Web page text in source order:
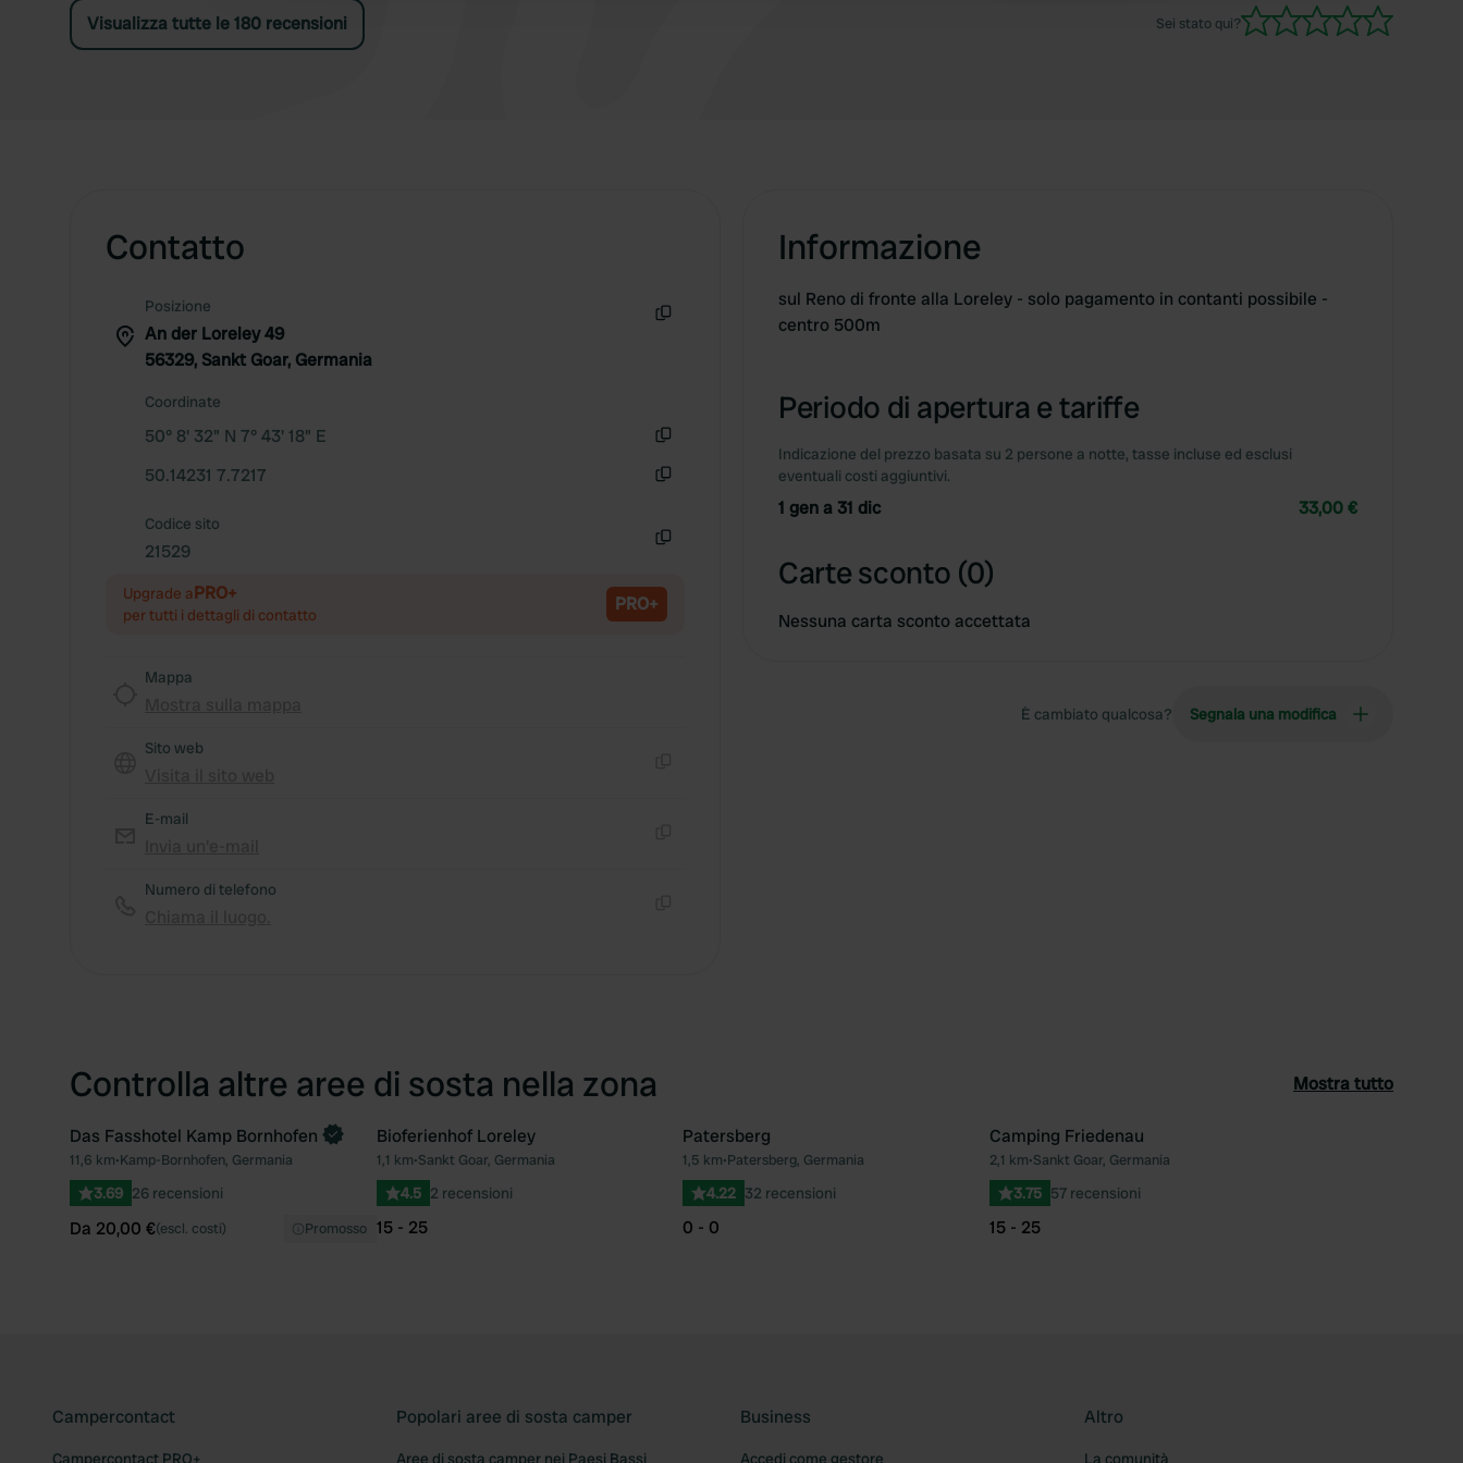
Visualizza tutte le 180 recensioni Sei stato qui?
Contatto
Posizione
An der Loreley 49
56329, Sankt Goar, Germania
Coordinate
50° 8' 32" N 7° 43' 18" E
50.14231 7.7217
Codice sito
21529
Upgrade aPRO+
per tutti i dettagli di contatto PRO+
Mappa
Sito web
E-mail
Numero di telefono
Informazione
sul Reno di fronte alla Loreley - solo pagamento in contanti possibile -
centro 500m
Periodo di apertura e tariffe
Indicazione del prezzo basata su 2 persone a notte, tasse incluse ed esclusi
eventuali costi aggiuntivi.
1 gen a 31 dic 33,00 €
Carte sconto (0)
Nessuna carta sconto accettata
È cambiato qualcosa? Segnala una modifica
Controlla altre aree di sosta nella zona Mostra tutto
Preferito
Prenota ora
Das Fasshotel Kamp Bornhofen
11,6 km•Kamp-Bornhofen, Germania
3.69 26 recensioni
Da 20,00 €(escl. costi) Promosso
Preferito
Bioferienhof Loreley
1,1 km•Sankt Goar, Germania
4.5 2 recensioni
15 - 25
Preferito
Patersberg
1,5 km•Patersberg, Germania
4.22 32 recensioni
0 - 0
Camping Friedenau
2,1 km•Sankt Goar, Germania
3.75 57 recensioni
15 - 25
Campercontact
Campercontact PRO+
Popolari aree di sosta camper
Aree di sosta camper nei Paesi Bassi
Business
Accedi come gestore
Altro
La comunità